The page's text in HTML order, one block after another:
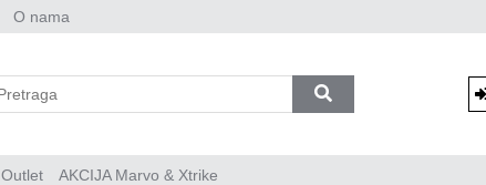
O nama
Outlet AKCIJA Marvo & Xtrike